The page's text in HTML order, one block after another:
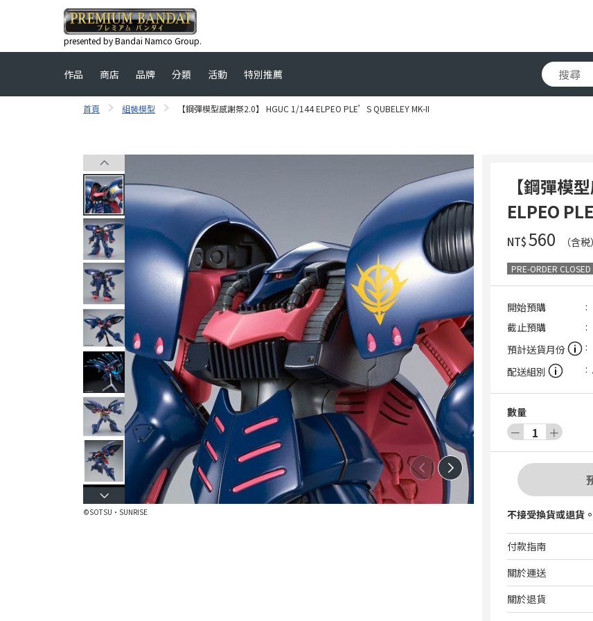
presented by Bandai Namco Group.
作品 商店 品牌 分類 活動 特別推薦
首頁 組裝模型 【鋼彈模型感謝祭2.0】 HGUC 1/144 ELPEO PLE’S QUBELEY MK-II
©SOTSU・SUNRISE
【鋼彈模
ELPEO
NT$‌560 （含税）
PRE-ORDER CLOSED
開始預購
截止預購
預計送貨月份
配送組別
數量
－ 1 ＋
不接受換貨或退貨。
付款指南
關於運送
關於退貨